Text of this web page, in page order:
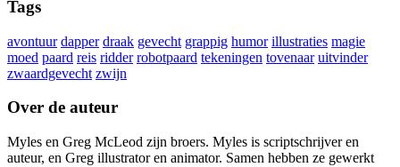
Tags
avontuur dapper draak gevecht grappig humor illustraties magie
moed paard reis ridder robotpaard tekeningen tovenaar uitvinder
zwaardgevecht zwijn
Over de auteur
Myles en Greg McLeod zijn broers. Myles is scriptschrijver en
auteur, en Greg illustrator en animator. Samen hebben ze gewerkt